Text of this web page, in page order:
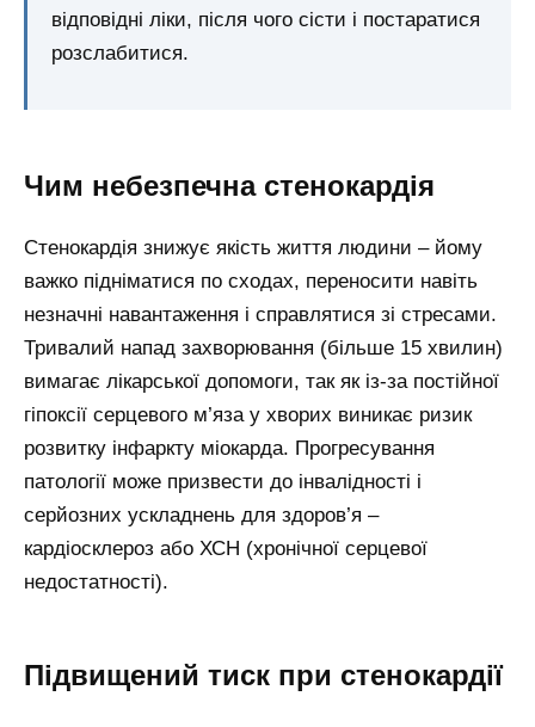
відповідні ліки, після чого сісти і постаратися
розслабитися.
Чим небезпечна стенокардія
Стенокардія знижує якість життя людини – йому
важко підніматися по сходах, переносити навіть
незначні навантаження і справлятися зі стресами.
Тривалий напад захворювання (більше 15 хвилин)
вимагає лікарської допомоги, так як із-за постійної
гіпоксії серцевого м’яза у хворих виникає ризик
розвитку інфаркту міокарда. Прогресування
патології може призвести до інвалідності і
серйозних ускладнень для здоров’я –
кардіосклероз або ХСН (хронічної серцевої
недостатності).
Підвищений тиск при стенокардії